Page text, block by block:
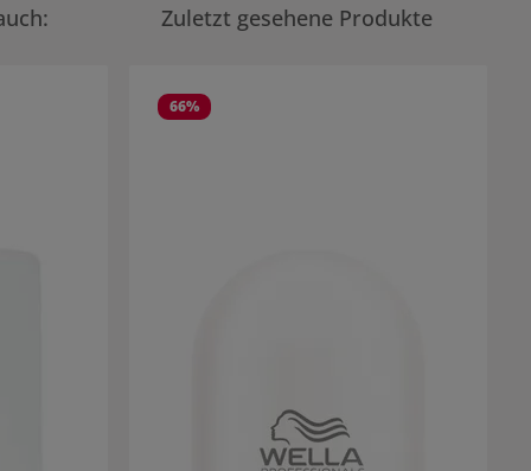
Zuletzt gesehene Produkte
66%